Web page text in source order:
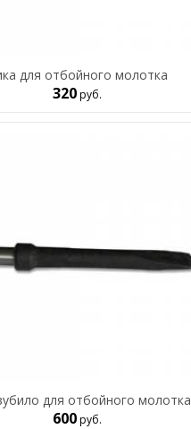
для отбойного молотка
320руб.
для отбойного молотка
600руб.